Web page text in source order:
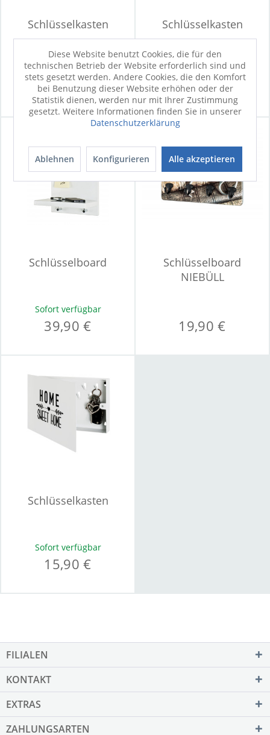
Schlüsselkasten
Sofort verfügbar
26,90 €
Schlüsselkasten
Sofort verfügbar
21,90 €
Schlüsselboard
Sofort verfügbar
39,90 €
Schlüsselboard
NIEBÜLL
19,90 €
Schlüsselkasten
Sofort verfügbar
15,90 €
FILIALEN
KONTAKT
EXTRAS
ZAHLUNGSARTEN
Diese Website benutzt Cookies, die für den
technischen Betrieb der Website erforderlich sind und
stets gesetzt werden. Andere Cookies, die den Komfort
bei Benutzung dieser Website erhöhen oder der
Statistik dienen, werden nur mit Ihrer Zustimmung
gesetzt. Weitere Informationen finden Sie in unserer
Datenschutzerklärung
Ablehnen Konfigurieren Alle akzeptieren